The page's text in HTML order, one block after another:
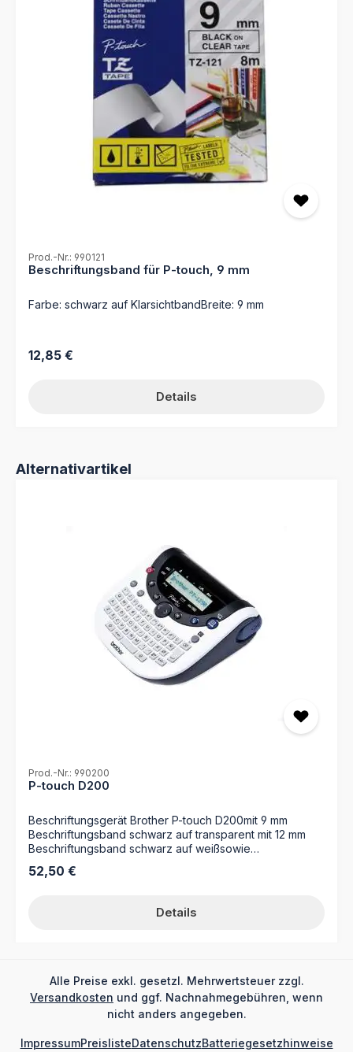
Prod.-Nr.: 990121
Beschriftungsband für P-touch, 9 mm
Farbe: schwarz auf KlarsichtbandBreite: 9 mm
Regulärer Preis:
12,85 €
Details
Produktgalerie überspringen
Alternativartikel
Prod.-Nr.: 990200
P-touch D200
Beschriftungsgerät Brother P-touch D200mit 9 mm
Beschriftungsband schwarz auf transparent mit 12 mm
Beschriftungsband schwarz auf weißsowie
Regulärer Preis:
52,50 €
Details
Alle Preise exkl. gesetzl. Mehrwertsteuer zzgl.
Versandkosten und ggf. Nachnahmegebühren, wenn
nicht anders angegeben.
ImpressumPreislisteDatenschutzBatteriegesetzhinweise